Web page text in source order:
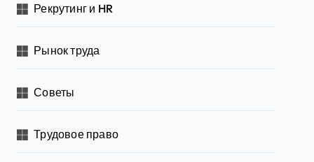
Рекрутинг и HR
Рынок труда
Советы
Трудовое право